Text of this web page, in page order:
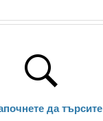
да търсите